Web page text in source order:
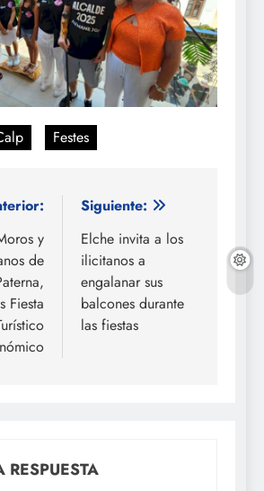
Festes
y
de
Fiesta
Siguiente:
Elche invita a los
ilicitanos a
engalanar sus
balcones durante
las fiestas
RESPUESTA